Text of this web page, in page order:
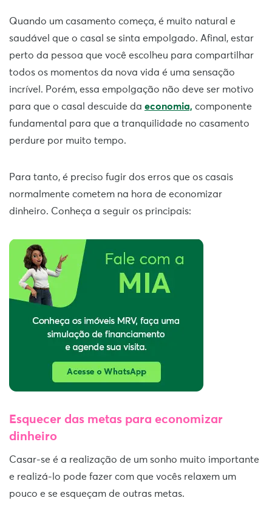
Quando um casamento começa, é muito natural e
saudável que o casal se sinta empolgado. Afinal, estar
perto da pessoa que você escolheu para compartilhar
todos os momentos da nova vida é uma sensação
incrível. Porém, essa empolgação não deve ser motivo
para que o casal descuide da economia, componente
fundamental para que a tranquilidade no casamento
perdure por muito tempo.
Para tanto, é preciso fugir dos erros que os casais
normalmente cometem na hora de economizar
dinheiro. Conheça a seguir os principais:
Esquecer das metas para economizar
dinheiro
Casar-se é a realização de um sonho muito importante
e realizá-lo pode fazer com que vocês relaxem um
pouco e se esqueçam de outras metas.